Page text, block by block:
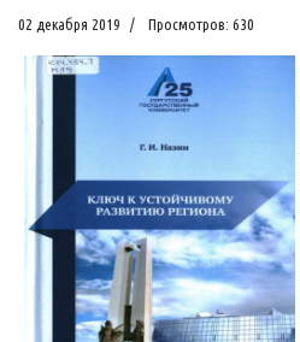
02 декабря 2019 Просмотров: 630